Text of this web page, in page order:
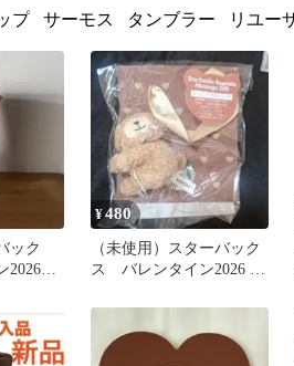
プ サーモス タンブラー リユー
ック
カ
¥480
（未使用）スターバック
ス バレンタイン2026 ド